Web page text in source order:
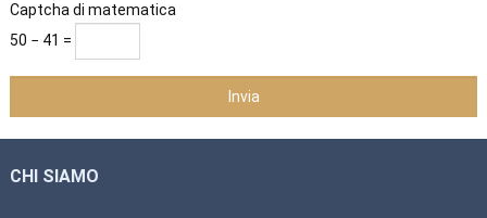
Captcha di matematica
50 − 41 =
CHI SIAMO